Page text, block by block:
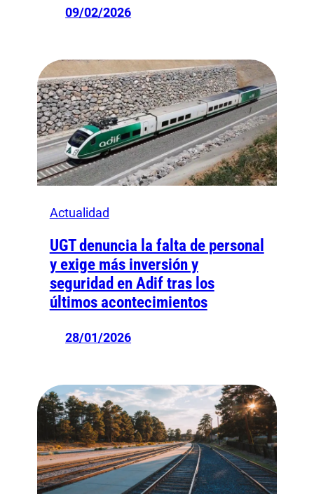
09/02/2026
Actualidad
UGT denuncia la falta de personal
y exige más inversión y
seguridad en Adif tras los
últimos acontecimientos
28/01/2026